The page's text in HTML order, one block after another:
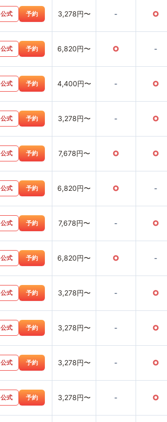
公式 予約 3,278円〜 - ○
公式 予約 6,820円〜 ○ -
公式 予約 4,400円〜 - ○
公式 予約 3,278円〜 - ○
公式 予約 7,678円〜 ○ ○
公式 予約 6,820円〜 ○ -
公式 予約 7,678円〜 - ○
公式 予約 6,820円〜 ○ -
公式 予約 3,278円〜 - ○
公式 予約 3,278円〜 - ○
公式 予約 3,278円〜 - ○
公式 予約 3,278円〜 - ○